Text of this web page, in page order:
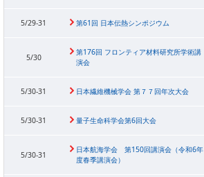
5/29-31 第61回 日本伝熱シンポジウム
5/30
第176回 フロンティア材料研究所学術講
演会
5/30-31 日本繊維機械学会 第７７回年次大会
5/30-31 量子生命科学会第6回大会
5/30-31
日本航海学会 第150回講演会（令和6年
度春季講演会）